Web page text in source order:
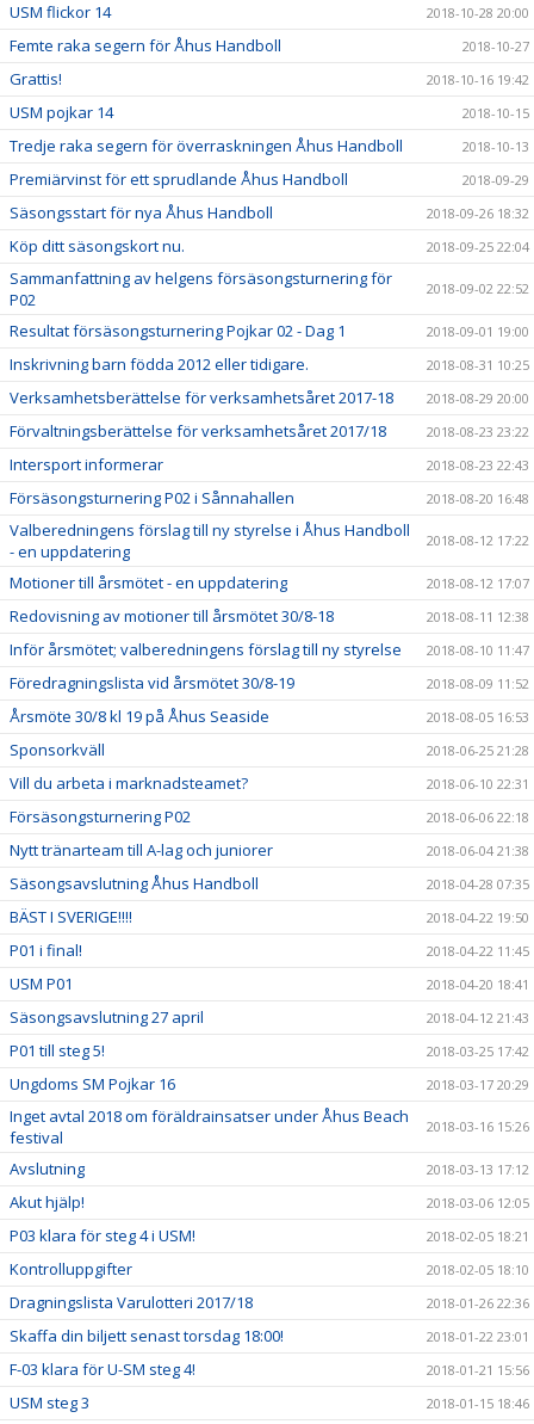
USM flickor 14 2018-10-28 20:00
Femte raka segern för Åhus Handboll 2018-10-27
Grattis! 2018-10-16 19:42
USM pojkar 14 2018-10-15
Tredje raka segern för överraskningen Åhus Handboll 2018-10-13
Premiärvinst för ett sprudlande Åhus Handboll 2018-09-29
Säsongsstart för nya Åhus Handboll 2018-09-26 18:32
Köp ditt säsongskort nu. 2018-09-25 22:04
Sammanfattning av helgens försäsongsturnering för
P02
2018-09-02 22:52
Resultat försäsongsturnering Pojkar 02 - Dag 1 2018-09-01 19:00
Inskrivning barn födda 2012 eller tidigare. 2018-08-31 10:25
Verksamhetsberättelse för verksamhetsåret 2017-18 2018-08-29 20:00
Förvaltningsberättelse för verksamhetsåret 2017/18 2018-08-23 23:22
Intersport informerar 2018-08-23 22:43
Försäsongsturnering P02 i Sånnahallen 2018-08-20 16:48
Valberedningens förslag till ny styrelse i Åhus Handboll
- en uppdatering
2018-08-12 17:22
Motioner till årsmötet - en uppdatering 2018-08-12 17:07
Redovisning av motioner till årsmötet 30/8-18 2018-08-11 12:38
Inför årsmötet; valberedningens förslag till ny styrelse 2018-08-10 11:47
Föredragningslista vid årsmötet 30/8-19 2018-08-09 11:52
Årsmöte 30/8 kl 19 på Åhus Seaside 2018-08-05 16:53
Sponsorkväll 2018-06-25 21:28
Vill du arbeta i marknadsteamet? 2018-06-10 22:31
Försäsongsturnering P02 2018-06-06 22:18
Nytt tränarteam till A-lag och juniorer 2018-06-04 21:38
Säsongsavslutning Åhus Handboll 2018-04-28 07:35
BÄST I SVERIGE!!!! 2018-04-22 19:50
P01 i final! 2018-04-22 11:45
USM P01 2018-04-20 18:41
Säsongsavslutning 27 april 2018-04-12 21:43
P01 till steg 5! 2018-03-25 17:42
Ungdoms SM Pojkar 16 2018-03-17 20:29
Inget avtal 2018 om föräldrainsatser under Åhus Beach
festival
2018-03-16 15:26
Avslutning 2018-03-13 17:12
Akut hjälp! 2018-03-06 12:05
P03 klara för steg 4 i USM! 2018-02-05 18:21
Kontrolluppgifter 2018-02-05 18:10
Dragningslista Varulotteri 2017/18 2018-01-26 22:36
Skaffa din biljett senast torsdag 18:00! 2018-01-22 23:01
F-03 klara för U-SM steg 4! 2018-01-21 15:56
USM steg 3 2018-01-15 18:46